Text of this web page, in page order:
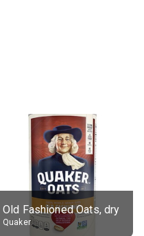
Old Fashioned Oats, dry
Quaker